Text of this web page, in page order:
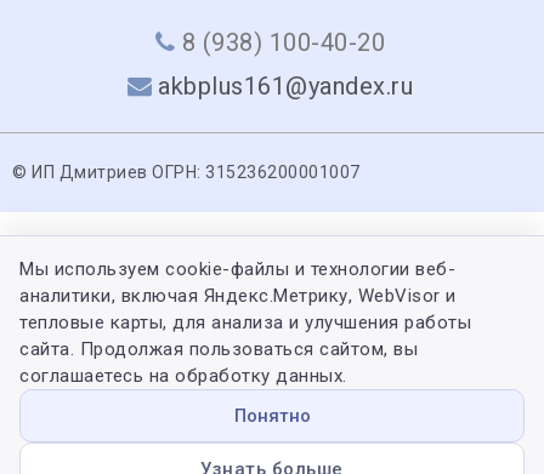
8 (938) 100-40-20
akbplus161@yandex.ru
© ИП Дмитриев ОГРН: 315236200001007
Мы используем cookie-файлы и технологии веб-
аналитики, включая Яндекс.Метрику, WebVisor и
тепловые карты, для анализа и улучшения работы
сайта. Продолжая пользоваться сайтом, вы
соглашаетесь на обработку данных.
Понятно
Узнать больше